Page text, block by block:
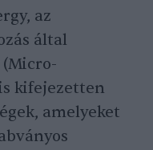
az
által
kifejezetten
amelyeket